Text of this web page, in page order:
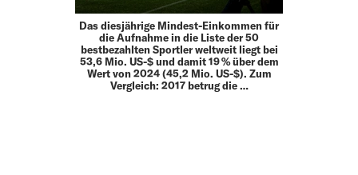
Das diesjährige Mindest-Einkommen für
die Aufnahme in die Liste der 50
bestbezahlten Sportler weltweit liegt bei
53,6 Mio. US-$ und damit 19 % über dem
Wert von 2024 (45,2 Mio. US-$). Zum
Vergleich: 2017 betrug die …